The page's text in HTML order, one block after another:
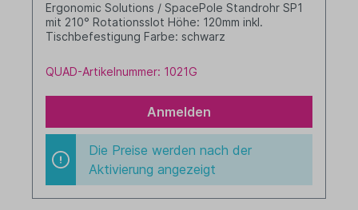
Ergonomic Solutions / SpacePole Standrohr SP1
mit 210° Rotationsslot Höhe: 120mm inkl.
Tischbefestigung Farbe: schwarz
QUAD-Artikelnummer: 1021G
Anmelden
Die Preise werden nach der
Aktivierung angezeigt